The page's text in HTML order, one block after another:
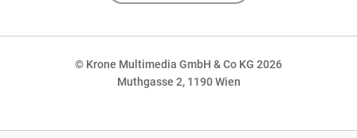
© Krone Multimedia GmbH & Co KG 2026
Muthgasse 2, 1190 Wien
NaN%